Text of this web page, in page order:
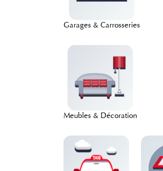
Garages & Carrosseries
Meubles & Décoration